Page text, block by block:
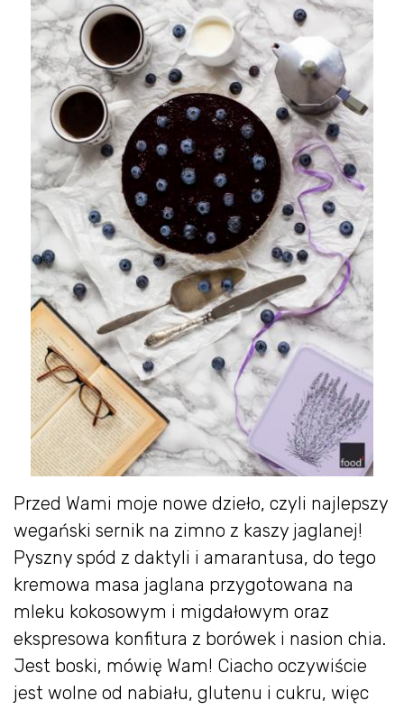
Przed Wami moje nowe dzieło, czyli najlepszy
wegański sernik na zimno z kaszy jaglanej!
Pyszny spód z daktyli i amarantusa, do tego
kremowa masa jaglana przygotowana na
mleku kokosowym i migdałowym oraz
ekspresowa konfitura z borówek i nasion chia.
Jest boski, mówię Wam! Ciacho oczywiście
jest wolne od nabiału, glutenu i cukru, więc